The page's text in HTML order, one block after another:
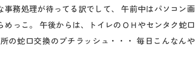
事務処理が待ってる訳でして、 午前中はパソコン画
めっこ。 午後からは、トイレのＯＨやセンタク蛇口
の蛇口交換のプチラッシュ・・・ 毎日こんなんや